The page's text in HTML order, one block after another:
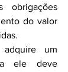
obrigações
do valor
adquire um
ele deve